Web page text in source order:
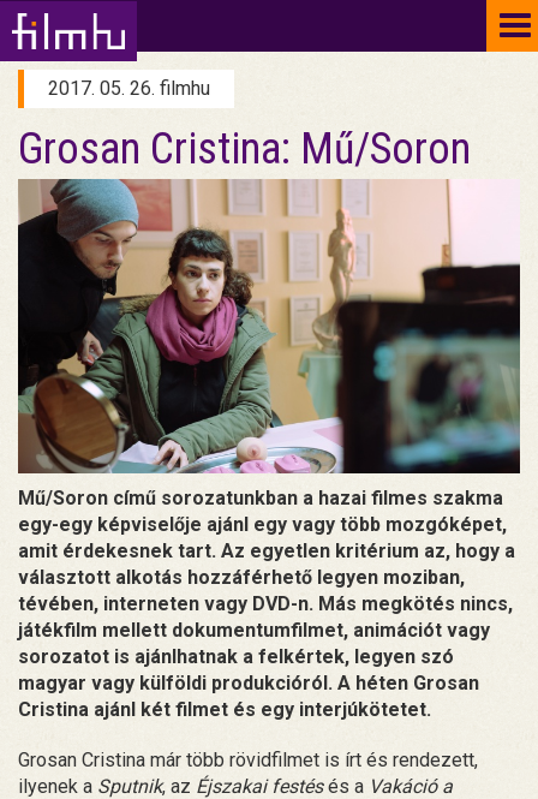
2017. 05. 26. filmhu
Grosan Cristina: Mű/Soron
Mű/Soron című sorozatunkban a hazai filmes szakma
egy-egy képviselője ajánl egy vagy több mozgóképet,
amit érdekesnek tart. Az egyetlen kritérium az, hogy a
választott alkotás hozzáférhető legyen moziban,
tévében, interneten vagy DVD-n. Más megkötés nincs,
játékfilm mellett dokumentumfilmet, animációt vagy
sorozatot is ajánlhatnak a felkértek, legyen szó
magyar vagy külföldi produkcióról. A héten Grosan
Cristina ajánl két filmet és egy interjúkötetet.
Grosan Cristina már több rövidfilmet is írt és rendezett,
ilyenek a Sputnik, az Éjszakai festésés a Vakáció a